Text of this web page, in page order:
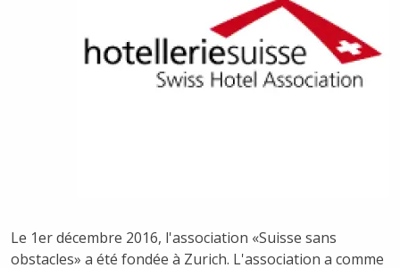
Le 1erdécembre 2016, l'association «Suisse sans
obstacles» a été fondée à Zurich. L'association a comme